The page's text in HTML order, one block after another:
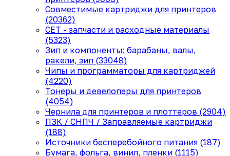
Совместимые картриджи для принтеров
(20362)
CET - запчасти и расходные материалы
(5323)
Зип и компоненты: барабаны, валы,
ракели, зип (33048)
Чипы и программаторы для картриджей
(4220)
Тонеры и девелоперы для принтеров
(4054)
Чернила для принтеров и плоттеров (2904)
ПЗК / СНПЧ / Заправляемые картриджи
(188)
Источники бесперебойного питания (187)
Бумага, фольга, винил, пленки (1115)